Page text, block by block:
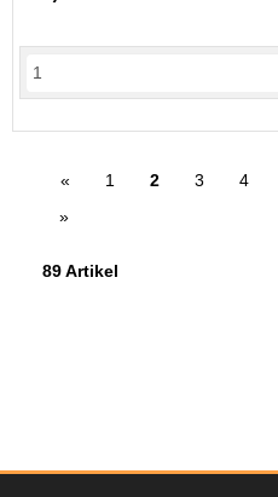
« 1 2 3 4
»
89 Artikel